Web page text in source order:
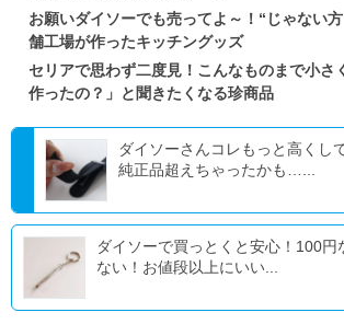
お願いダイソーでも売ってよ～！“じゃない
舗工場が作ったキッチングッズ
セリアで思わず二度見！こんなものまで小
作ったの？」と聞きたくなる珍商品
ダイソーさんコレもっと高くし
純正品超えちゃったかも…...
ダイソーで買っとくと安心！100円
ない！お値段以上にいい...